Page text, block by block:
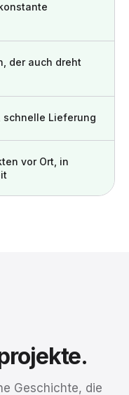
der auch dreht
schnelle Lieferung
vor Ort, in
Geschichte, die